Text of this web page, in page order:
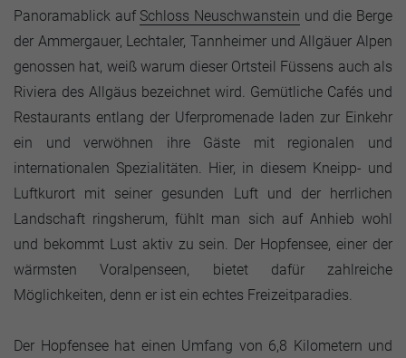
Panoramablick auf Schloss Neuschwanstein und die Berge
der Ammergauer, Lechtaler, Tannheimer und Allgäuer Alpen
genossen hat, weiß warum dieser Ortsteil Füssens auch als
Riviera des Allgäus bezeichnet wird. Gemütliche Cafés und
Restaurants entlang der Uferpromenade laden zur Einkehr
ein und verwöhnen ihre Gäste mit regionalen und
internationalen Spezialitäten. Hier, in diesem Kneipp- und
Luftkurort mit seiner gesunden Luft und der herrlichen
Landschaft ringsherum, fühlt man sich auf Anhieb wohl
und bekommt Lust aktiv zu sein. Der Hopfensee, einer der
wärmsten Voralpenseen, bietet dafür zahlreiche
Möglichkeiten, denn er ist ein echtes Freizeitparadies.
Der Hopfensee hat einen Umfang von 6,8 Kilometern und